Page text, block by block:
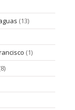
(13)
(1)